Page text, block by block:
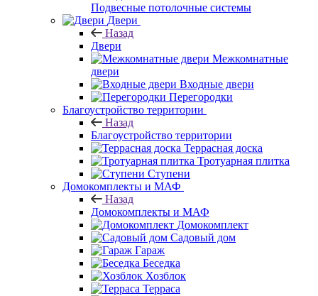
Подвесные потолочные системы
Двери
Назад
Двери
Межкомнатные
двери
Входные двери
Перегородки
Благоустройство территории
Назад
Благоустройство территории
Террасная доска
Тротуарная плитка
Ступени
Домокомплекты и МАФ
Назад
Домокомплекты и МАФ
Домокомплект
Садовый дом
Гараж
Беседка
Хозблок
Терраса